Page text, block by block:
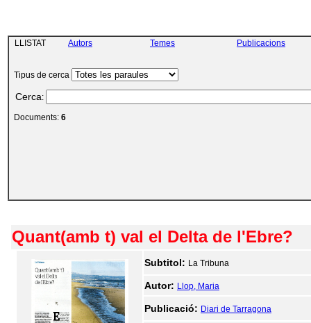
LLISTAT Autors Temes Publicacions
Tipus de cerca
Cerca:
Documents: 6
Quant(amb t) val el Delta de l'Ebre?
Subtitol: La Tribuna
Autor: Llop, Maria
Publicació: Diari de Tarragona